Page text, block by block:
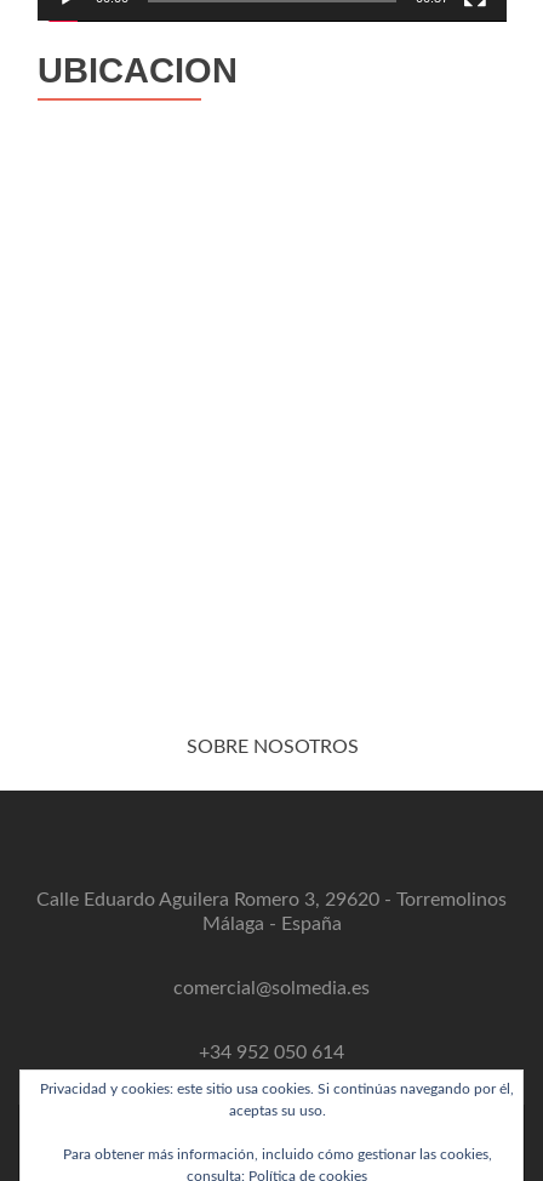
UBICACION
SOBRE NOSOTROS
Calle Eduardo Aguilera Romero 3, 29620 - Torremolinos
Málaga - España
comercial@solmedia.es
+34 952 050 614
Enlace
EnlaceEnlaceInstagram
Privacidad y cookies: este sitio usa cookies. Si continúas navegando por él,
aceptas su uso.
Para obtener más información, incluido cómo gestionar las cookies,
consulta: Política de cookies